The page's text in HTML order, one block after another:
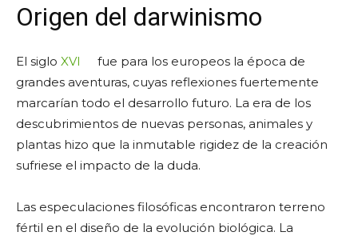
Origen del darwinismo
El siglo XVI
fue para los europeos la época de
grandes aventuras, cuyas reflexiones fuertemente
marcarían todo el desarrollo futuro. La era de los
descubrimientos de nuevas personas, animales y
plantas hizo que la inmutable rigidez de la creación
sufriese el impacto de la duda.
Las especulaciones filosóficas encontraron terreno
fértil en el diseño de la evolución biológica. La